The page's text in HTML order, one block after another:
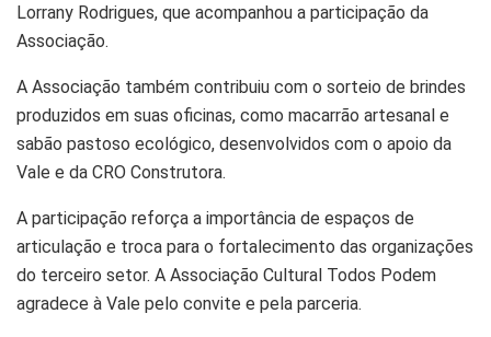
Lorrany Rodrigues, que acompanhou a participação da
Associação.
A Associação também contribuiu com o sorteio de brindes
produzidos em suas oficinas, como macarrão artesanal e
sabão pastoso ecológico, desenvolvidos com o apoio da
Vale e da CRO Construtora.
A participação reforça a importância de espaços de
articulação e troca para o fortalecimento das organizações
do terceiro setor. A Associação Cultural Todos Podem
agradece à Vale pelo convite e pela parceria.